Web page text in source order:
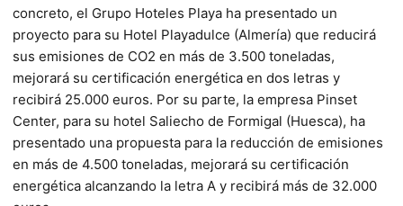
concreto, el Grupo Hoteles Playa ha presentado un
proyecto para su Hotel Playadulce (Almería) que reducirá
sus emisiones de CO2 en más de 3.500 toneladas,
mejorará su certificación energética en dos letras y
recibirá 25.000 euros. Por su parte, la empresa Pinset
Center, para su hotel Saliecho de Formigal (Huesca), ha
presentado una propuesta para la reducción de emisiones
en más de 4.500 toneladas, mejorará su certificación
energética alcanzando la letra A y recibirá más de 32.000